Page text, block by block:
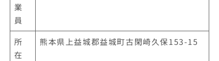
業
員
所
在
熊本県上益城郡益城町古閑崎久保153-15